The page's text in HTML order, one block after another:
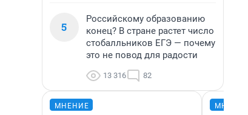
5
Российскому образованию
конец? В стране растет число
стобалльников ЕГЭ — почему
это не повод для радости
13 316 82
МНЕНИЕ